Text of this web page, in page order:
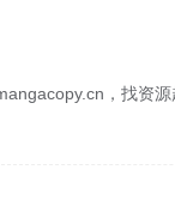
，找资